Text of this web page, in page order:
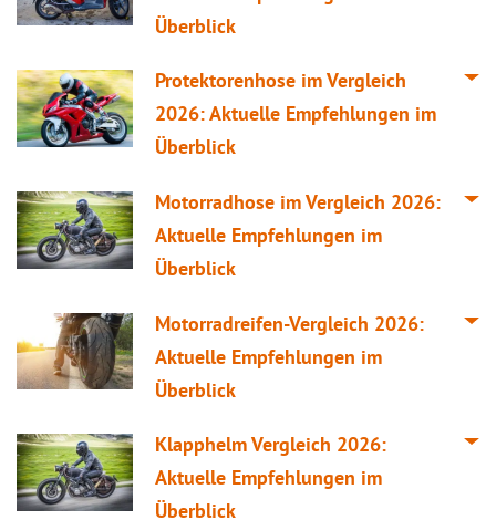
Überblick
Protektorenhose imVergleich
2026: Aktuelle Empfehlungen im
Überblick
Motorradhose imVergleich 2026:
Aktuelle Empfehlungen im
Überblick
Motorradreifen-Vergleich 2026:
Aktuelle Empfehlungen im
Überblick
KlapphelmVergleich 2026:
Aktuelle Empfehlungen im
Überblick